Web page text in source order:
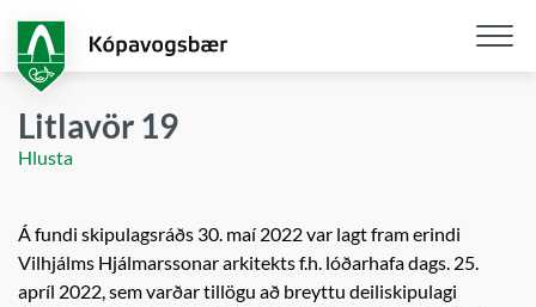
aðalefni
Litlavör 19
Hlusta
Á fundi skipulagsráðs 30. maí 2022 var lagt fram erindi
Vilhjálms Hjálmarssonar arkitekts f.h. lóðarhafa dags. 25.
apríl 2022, sem varðar tillögu að breyttu deiliskipulagi
Opna